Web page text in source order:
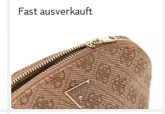
Fast ausverkauft
Aufbewahrungstasche Dome
Cosmetic Pouch
52,51 €
in 4-5 Werktagen bei dir